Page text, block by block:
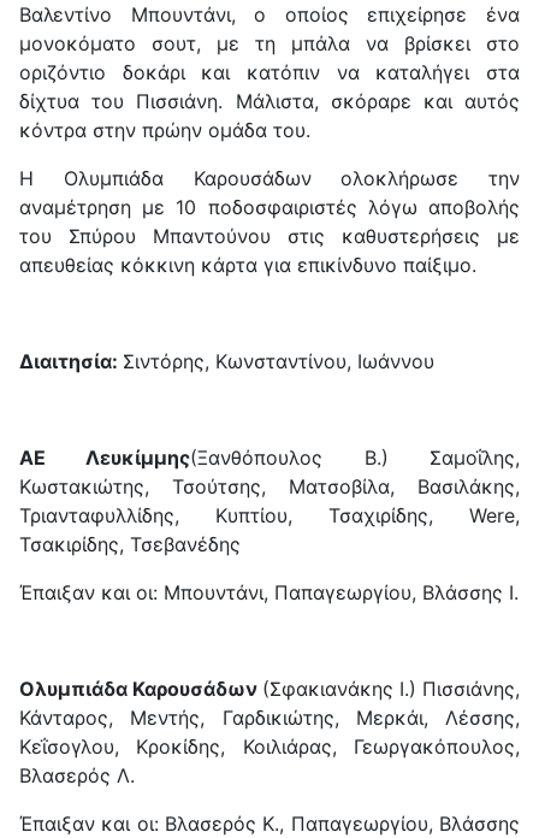
Βαλεντίνο Μπουντάνι, ο οποίος επιχείρησε ένα
μονοκόματο σουτ, με τη μπάλα να βρίσκει στο
οριζόντιο δοκάρι και κατόπιν να καταλήγει στα
δίχτυα του Πισσιάνη. Μάλιστα, σκόραρε και αυτός
κόντρα στην πρώην ομάδα του.
Η Ολυμπιάδα Καρουσάδων ολοκλήρωσε την
αναμέτρηση με 10 ποδοσφαιριστές λόγω αποβολής
του Σπύρου Μπαντούνου στις καθυστερήσεις με
απευθείας κόκκινη κάρτα για επικίνδυνο παίξιμο.
Διαιτησία: Σιντόρης, Κωνσταντίνου, Ιωάννου
ΑΕ Λευκίμμης(Ξανθόπουλος Β.) Σαμοΐλης,
Κωστακιώτης, Τσούτσης, Ματσοβίλα, Βασιλάκης,
Τριανταφυλλίδης, Κυπτίου, Τσαχιρίδης, Were,
Τσακιρίδης, Τσεβανέδης
Έπαιξαν και οι: Μπουντάνι, Παπαγεωργίου, Βλάσσης Ι.
Ολυμπιάδα Καρουσάδων (Σφακιανάκης Ι.) Πισσιάνης,
Κάνταρος, Μεντής, Γαρδικιώτης, Μερκάι, Λέσσης,
Κεΐσογλου, Κροκίδης, Κοιλιάρας, Γεωργακόπουλος,
Βλασερός Λ.
Έπαιξαν και οι: Βλασερός Κ., Παπαγεωργίου, Βλάσσης